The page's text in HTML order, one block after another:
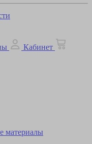
Кабинет
материалы